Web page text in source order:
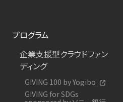
プログラム
企業支援型クラウドファン
ディング
GIVING 100 by Yogibo
GIVING for SDGs